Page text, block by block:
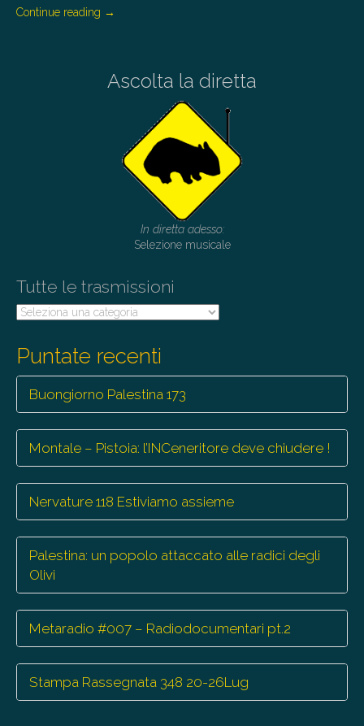
Continue reading →
Ascolta la diretta
In diretta adesso:
Selezione musicale
Tutte le trasmissioni
Tutte
Puntate recenti
Buongiorno Palestina 173
Montale – Pistoia: l’INCeneritore deve chiudere !
Nervature 118 Estiviamo assieme
Palestina: un popolo attaccato alle radici degli
Olivi
Metaradio #007 – Radiodocumentari pt.2
Stampa Rassegnata 348 20-26Lug